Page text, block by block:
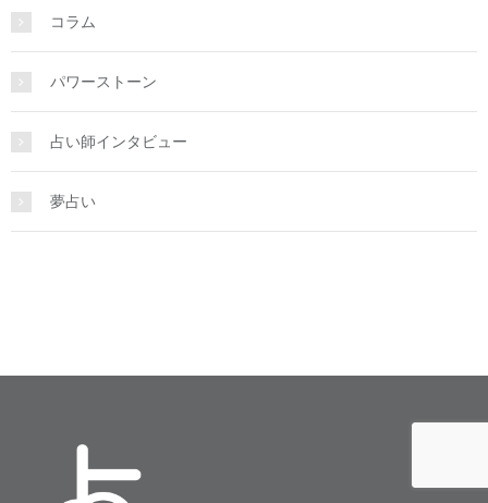
コラム
パワーストーン
占い師インタビュー
夢占い